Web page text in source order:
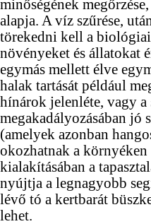
minőségének
alapja. A víz szűrése,
törekedni kell a
növényeket és állatokat
egymás mellett élve
halak tartását például
hínárok jelenléte, vagy a
megakadályozásában jó
(amelyek azonban
okozhatnak a
kialakításában a
nyújtja a legnagyobb
lévő tó a kertbarát
lehet.